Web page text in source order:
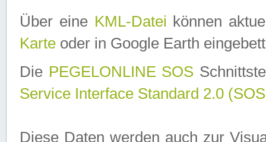
Über eine KML-Datei können
Karte oder in Google Earth
Die PEGELONLINE SOS
Service Interface Standard 2.0
Diese Daten werden auch zur